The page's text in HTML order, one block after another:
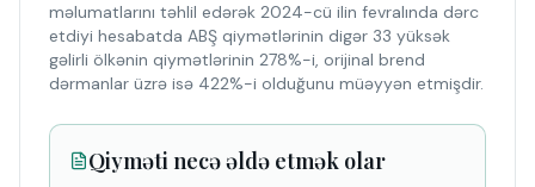
məlumatlarını təhlil edərək 2024-cü ilin fevralında dərc
etdiyi hesabatda ABŞ qiymətlərinin digər 33 yüksək
gəlirli ölkənin qiymətlərinin 278%-i, orijinal brend
dərmanlar üzrə isə 422%-i olduğunu müəyyən etmişdir.
Qiyməti necə əldə etmək olar